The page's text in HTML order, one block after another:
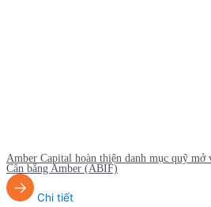
Amber Capital hoàn thiện danh mục quỹ
Cân bằng Amber (ABIF)
Chi tiết